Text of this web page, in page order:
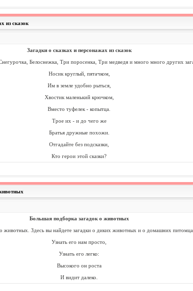
из сказок
Загадки о сказках и персонажах из сказок
Белоснежка, Три поросенка, Три медведя и много много других
Носик круглый, пятачком,
Им в земле удобно рыться,
Хвостик маленький крючком,
Вместо туфелек - копытца.
Трое их - и до чего же
Братья дружные похожи.
Отгадайте без подсказки,
Кто герои этой сказки?
Большая подборка загадок о животных
животных. Здесь вы найдете загадки о диких животных и о домашних
Узнать его нам просто,
Узнать его легко:
Высокого он роста
И видит далеко.